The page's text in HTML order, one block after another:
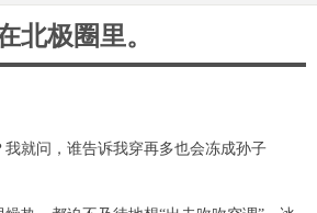
北极圈里。
就问，谁告诉我穿再多也会冻成孙子